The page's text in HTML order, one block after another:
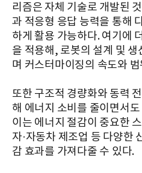
리즘은 자체 기술로 개발된
과 적응형 응답 능력을 통해
하게 활용 가능하다. 여기에
을 적용해, 로봇의 설계 및 생
며 커스터마이징의 속도와
또한 구조적 경량화와 동력
해 에너지 소비를 줄이면서
이는 에너지 절감이 중요한
자·자동차 제조업 등 다양한
감 효과를 가져다줄 수 있다.